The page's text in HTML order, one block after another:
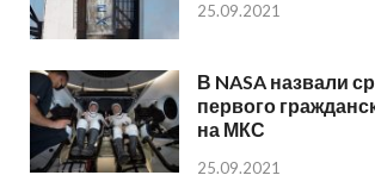
25.09.2021
В NASA назвали
первого
на МКС
25.09.2021